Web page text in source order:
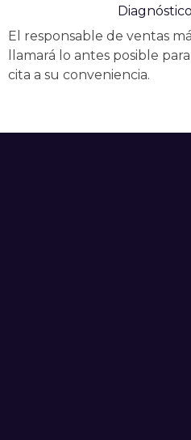
Diagnóstico
El responsable de ventas
llamará lo antes posible
cita a su conveniencia.